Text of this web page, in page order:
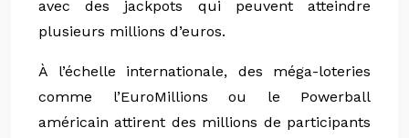
avec des jackpots qui peuvent atteindre
plusieurs millions d’euros.
À l’échelle internationale, des méga-loteries
comme l’EuroMillions ou le Powerball
américain attirent des millions de participants